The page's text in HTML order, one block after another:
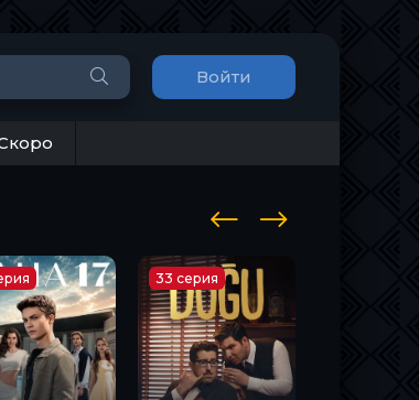
Войти
33 серия